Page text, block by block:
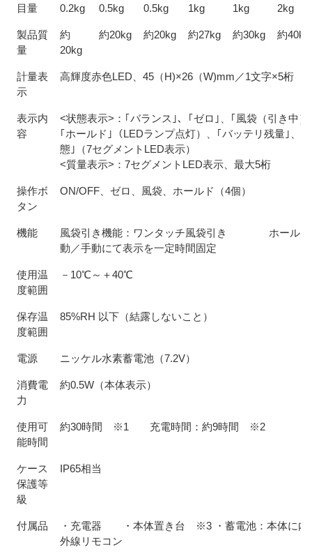
目量 0.2kg 0.5kg 0.5kg 1kg 1kg 2kg
製品質
量
約
20kg
約20kg 約20kg 約27kg 約30kg 約40kg
計量表
示
高輝度赤色LED、45（H)×26（W)mm／1文字×5桁
表示内
容
<状態表示>：｢バランス｣、｢ゼロ｣、｢風袋（引き中）
｢ホールド｣（LEDランプ点灯）、｢バッテリ残量｣、｢
態｣（7セグメントLED表示）
<質量表示>：7セグメントLED表示、最大5桁
操作ボ
タン
ON/OFF、ゼロ、風袋、ホールド（4個）
機能
風袋引き機能：ワンタッチ風袋引き ホールド
動／手動にて表示を一定時間固定
使用温
度範囲
－10℃～＋40℃
保存温
度範囲
85%RH 以下（結露しないこと）
電源 ニッケル水素蓄電池（7.2V）
消費電
力
約0.5W（本体表示）
使用可
能時間
約30時間 ※1 充電時間：約9時間 ※2
ケース
保護等
級
IP65相当
付属品
・充電器 ・本体置き台 ※3 ・蓄電池：本体に
外線リモコン